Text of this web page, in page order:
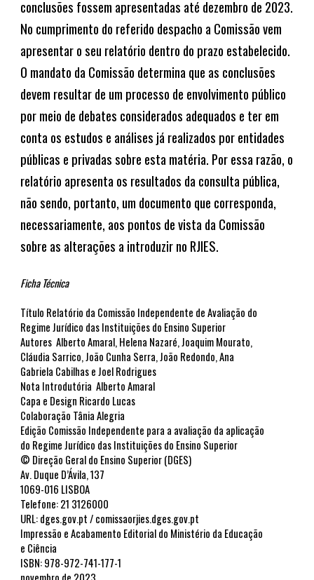
conclusões fossem apresentadas até dezembro de 2023.
No cumprimento do referido despacho a Comissão vem
apresentar o seu relatório dentro do prazo estabelecido.
O mandato da Comissão determina que as conclusões
devem resultar de um processo de envolvimento público
por meio de debates considerados adequados e ter em
conta os estudos e análises já realizados por entidades
públicas e privadas sobre esta matéria. Por essa razão, o
relatório apresenta os resultados da consulta pública,
não sendo, portanto, um documento que corresponda,
necessariamente, aos pontos de vista da Comissão
sobre as alterações a introduzir no RJIES.
Ficha Técnica
Título Relatório da Comissão Independente de Avaliação do
Regime Jurídico das Instituições do Ensino Superior
Autores Alberto Amaral, Helena Nazaré, Joaquim Mourato,
Cláudia Sarrico, João Cunha Serra, João Redondo, Ana
Gabriela Cabilhas e Joel Rodrigues
Nota Introdutória Alberto Amaral
Capa e Design Ricardo Lucas
Colaboração Tânia Alegria
Edição Comissão Independente para a avaliação da aplicação
do Regime Jurídico das Instituições do Ensino Superior
© Direção Geral do Ensino Superior (DGES)
Av. Duque D’Ávila, 137
1069-016 LISBOA
Telefone: 21 3126000
URL: dges.gov.pt / comissaorjies.dges.gov.pt
Impressão e Acabamento Editorial do Ministério da Educação
e Ciência
ISBN: 978-972-741-177-1